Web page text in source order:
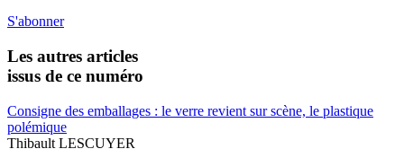
S'abonner
Les autres articles
issus de ce numéro
Consigne des emballages : le verre revient sur scène, le plastique
polémique
Thibault LESCUYER